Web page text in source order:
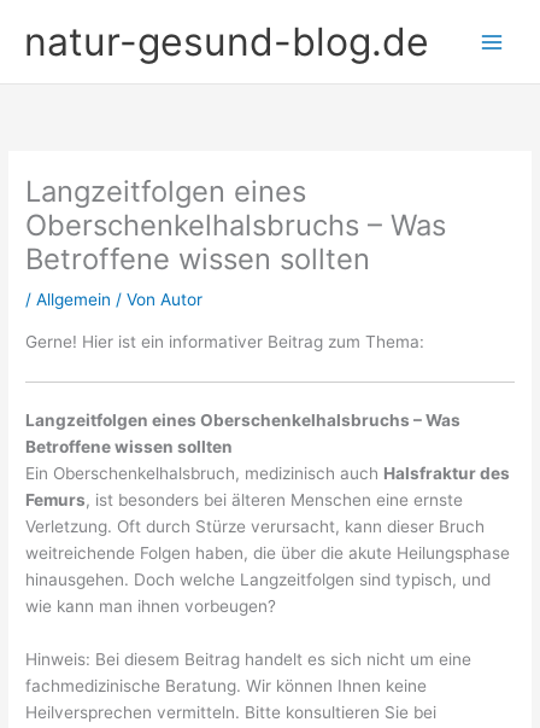
Inhaltnatur-gesund-blog.de
Langzeitfolgen eines
Oberschenkelhalsbruchs – Was
Betroffene wissen sollten
/Allgemein / VonAutor
Gerne! Hier ist ein informativer Beitrag zum Thema:
Langzeitfolgen eines Oberschenkelhalsbruchs – Was
Betroffene wissen sollten
Ein Oberschenkelhalsbruch, medizinisch auch Halsfraktur des
Femurs, ist besonders bei älteren Menschen eine ernste
Verletzung. Oft durch Stürze verursacht, kann dieser Bruch
weitreichende Folgen haben, die über die akute Heilungsphase
hinausgehen. Doch welche Langzeitfolgen sind typisch, und
wie kann man ihnen vorbeugen?
Hinweis: Bei diesem Beitrag handelt es sich nicht um eine
fachmedizinische Beratung. Wir können Ihnen keine
Heilversprechen vermitteln. Bitte konsultieren Sie bei